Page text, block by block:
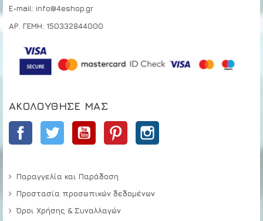
E-mail: info@4eshop.gr
ΑΡ. ΓΕΜΗ: 150332844000
ΑΚΟΛΟΎΘΗΣΕ ΜΑΣ
Facebook Twitter YouTube Pinterest
Παραγγελία και Παράδοση
Προστασία προσωπικών δεδομένων
Όροι Χρήσης & Συναλλαγών